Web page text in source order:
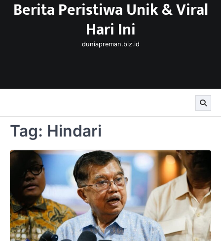
SkipBerita Peristiwa Unik & Viral
Hari Ini
duniapreman.biz.id
Tag: Hindari